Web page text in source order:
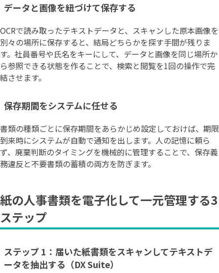
データと画像を紐づけて保存する
OCRで読み取ったテキストデータと、スキャンした原本画像を
別々の場所に保存すると、結局どちらかを探す手間が残りま
す。社員番号や氏名をキーにして、データと画像を同じ場所か
ら参照できる状態を作ることで、検索と閲覧を1回の操作で完
結させます。
保存期間をシステムに任せる
書類の種類ごとに保存期間をあらかじめ設定しておけば、期限
到来時にシステムが自動で通知を出します。人の記憶に頼ら
ず、廃棄判断のタイミングを機械的に管理することで、保存義
務違反と不要書類の蓄積の両方を防ぎます。
紙の人事書類を電子化して一元管理する3
ステップ
ステップ 1：届いた紙書類をスキャンしてテキストデ
ータを抽出する（DX Suite）